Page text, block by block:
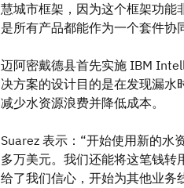
慧城市框架，因为这个框架功能
是所有产品都能作为一个套件协
迈阿密戴德县首先实施 IBM
决方案的设计目的是在发现漏水
减少水资源浪费并降低成本。
Suarez 表示：“开始使用新的水
多万美元。我们还能将这笔钱转
给了我们信心，开始为其他业务